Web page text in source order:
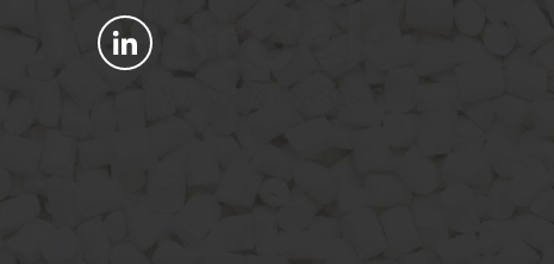
Bekijk ons op LinkedIn